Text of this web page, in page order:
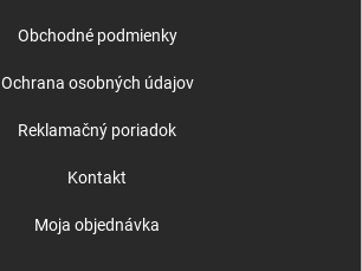
Obchodné podmienky
Ochrana osobných údajov
Reklamačný poriadok
Kontakt
Moja objednávka